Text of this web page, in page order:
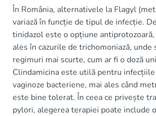
În România, alternativele la Flagyl
variază în funcție de tipul de infecție.
tinidazol este o opțiune
ales în cazurile de trichomoniază, unde
regimuri mai scurte, cum ar fi o doză
Clindamicina este utilă pentru infecțiile
vaginoze bacteriene, mai ales când
este bine tolerat. În ceea ce privește
pylori, alegerea terapiei poate include